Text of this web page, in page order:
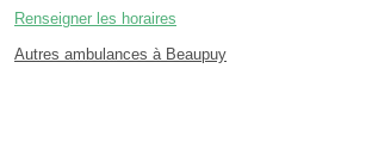
Renseigner les horaires
Autres ambulances à Beaupuy